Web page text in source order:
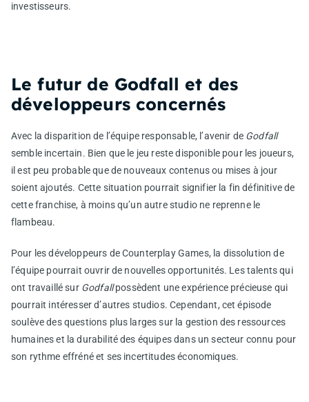
investisseurs.
Le futur de Godfall et des
développeurs concernés
Avec la disparition de l’équipe responsable, l’avenir de Godfall
semble incertain. Bien que le jeu reste disponible pour les joueurs,
il est peu probable que de nouveaux contenus ou mises à jour
soient ajoutés. Cette situation pourrait signifier la fin définitive de
cette franchise, à moins qu’un autre studio ne reprenne le
flambeau.
Pour les développeurs de Counterplay Games, la dissolution de
l’équipe pourrait ouvrir de nouvelles opportunités. Les talents qui
ont travaillé sur Godfallpossèdent une expérience précieuse qui
pourrait intéresser d’autres studios. Cependant, cet épisode
soulève des questions plus larges sur la gestion des ressources
humaines et la durabilité des équipes dans un secteur connu pour
son rythme effréné et ses incertitudes économiques.